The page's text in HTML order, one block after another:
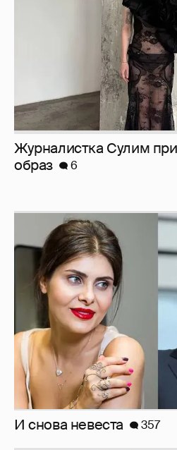
Журналистка Сулим
образ
6
И снова невеста 357